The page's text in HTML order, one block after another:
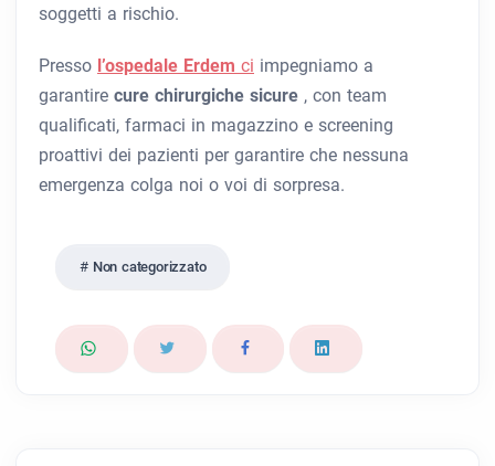
soggetti a rischio.
Presso l’ospedale Erdem ci impegniamo a
garantire cure chirurgiche sicure , con team
qualificati, farmaci in magazzino e screening
proattivi dei pazienti per garantire che nessuna
emergenza colga noi o voi di sorpresa.
Non categorizzato